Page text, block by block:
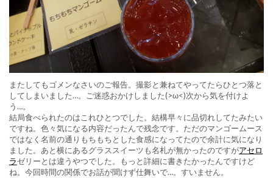
またしてもゴメンなさいのご報告。撮影と兼ねてやってたらひとつ落と
してしまいました…。ご迷惑おかけしました(>ω<)次から気を付けよ
う…。
結局食べられたのはこれひとつでした。結構早々に品切れしてたみたい
ですね。色々気になる内容だったんで残念です。ただのマンゴームース
ではなく名前の通りもちもちとした食感になってたので余計に気になり
ました。あと横にあるグラススイーツも名札が無かったのですがアセロ
ラゼリーとは違うやつでした。もっと詳細に書きたかったんですけど
ね。今回時間の関係でお話が聞けず仕舞いで…。すいません。